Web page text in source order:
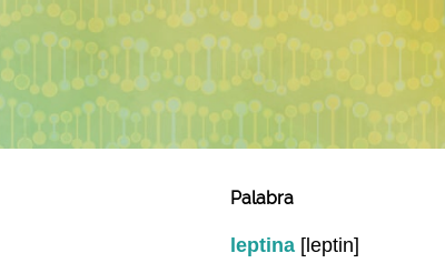
Palabra
leptina [leptin]